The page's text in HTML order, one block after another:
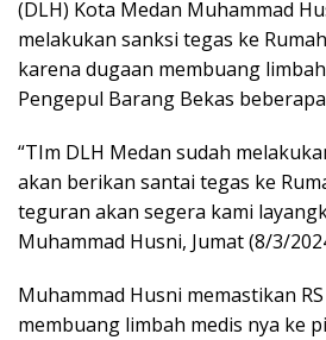
(DLH) Kota Medan Muhammad
melakukan sanksi tegas ke
karena dugaan membuang
Pengepul Barang Bekas
“TIm DLH Medan sudah
akan berikan santai tegas ke
teguran akan segera kami
Muhammad Husni, Jumat (8/3/
Muhammad Husni memastikan
membuang limbah medis nya ke